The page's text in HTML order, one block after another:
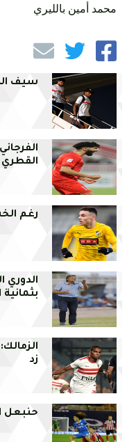
محمد أمين بالليري
سيف
القطري
رغم
الدوري
زد
حنبعل